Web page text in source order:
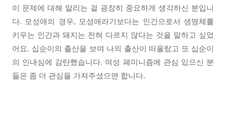
이 문제에 대해 알리는 걸 굉장히 중요하게 생각하신 분입니
다. 모성애의 경우, 모성애라기보다는 인간으로서 생명체를
키우는 인간과 돼지는 전혀 다르지 않다는 것을 말하고 싶었
어요. 십순이의 출산을 보며 나의 출산이 떠올랐고 또 십순이
의 인내심에 감탄했습니다. 여성 페미니즘에 관심 있으신 분
들은 좀 더 관심을 가져주셨으면 합니다.